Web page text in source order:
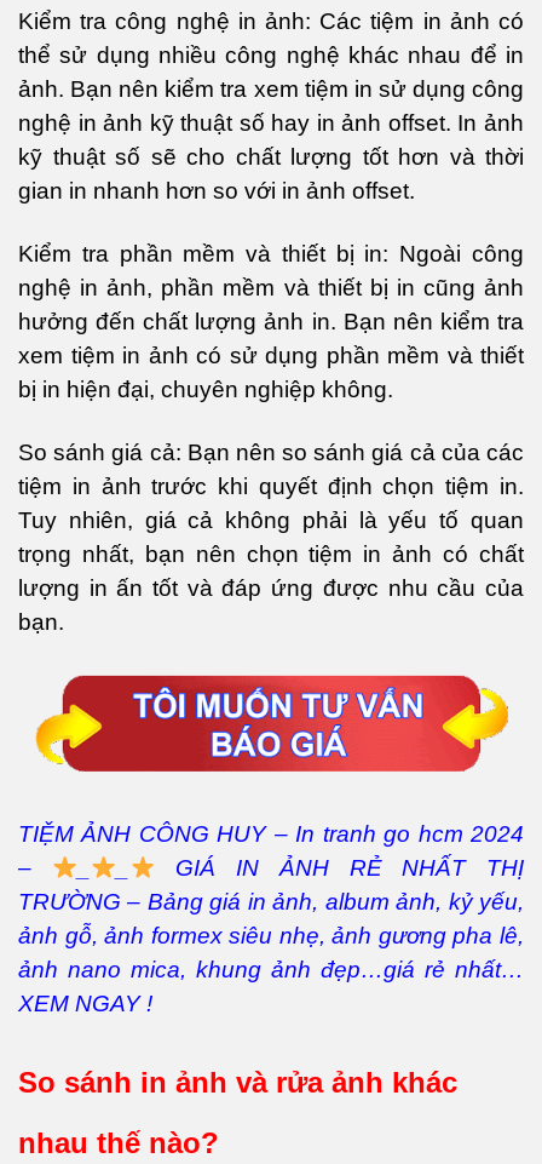
Kiểm tra công nghệ in ảnh: Các tiệm in ảnh có
thể sử dụng nhiều công nghệ khác nhau để in
ảnh. Bạn nên kiểm tra xem tiệm in sử dụng công
nghệ in ảnh kỹ thuật số hay in ảnh offset. In ảnh
kỹ thuật số sẽ cho chất lượng tốt hơn và thời
gian in nhanh hơn so với in ảnh offset.
Kiểm tra phần mềm và thiết bị in: Ngoài công
nghệ in ảnh, phần mềm và thiết bị in cũng ảnh
hưởng đến chất lượng ảnh in. Bạn nên kiểm tra
xem tiệm in ảnh có sử dụng phần mềm và thiết
bị in hiện đại, chuyên nghiệp không.
So sánh giá cả: Bạn nên so sánh giá cả của các
tiệm in ảnh trước khi quyết định chọn tiệm in.
Tuy nhiên, giá cả không phải là yếu tố quan
trọng nhất, bạn nên chọn tiệm in ảnh có chất
lượng in ấn tốt và đáp ứng được nhu cầu của
bạn.
TIỆM ẢNH CÔNG HUY – In tranh go hcm 2024
–
GIÁ IN ẢNH RẺ NHẤT THỊ
TRƯỜNG – Bảng giá in ảnh, album ảnh, kỷ yếu,
ảnh gỗ, ảnh formex siêu nhẹ, ảnh gương pha lê,
ảnh nano mica, khung ảnh đẹp…giá rẻ nhất…
XEM NGAY !
So sánh in ảnh và rửa ảnh khác
nhau thế nào?